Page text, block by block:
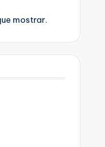
mostrar.